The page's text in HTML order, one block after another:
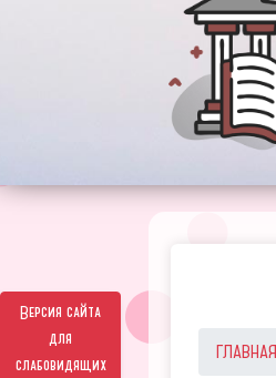
Версия сайта
для
слабовидящих
ГЛАВНАЯ